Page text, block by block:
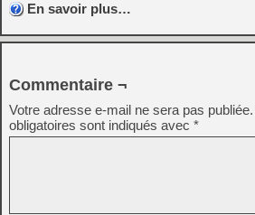
En savoir plus…
Commentaire ¬
Votre adresse e-mail ne sera pas publiée.
obligatoires sont indiqués avec *